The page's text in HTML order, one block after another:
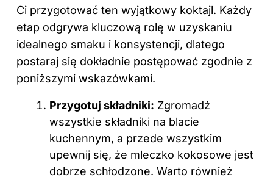
Ci przygotować ten wyjątkowy koktajl. Każdy
etap odgrywa kluczową rolę w uzyskaniu
idealnego smaku i konsystencji, dlatego
postaraj się dokładnie postępować zgodnie z
poniższymi wskazówkami.
Przygotuj składniki: Zgromadź
wszystkie składniki na blacie
kuchennym, a przede wszystkim
upewnij się, że mleczko kokosowe jest
dobrze schłodzone. Warto również